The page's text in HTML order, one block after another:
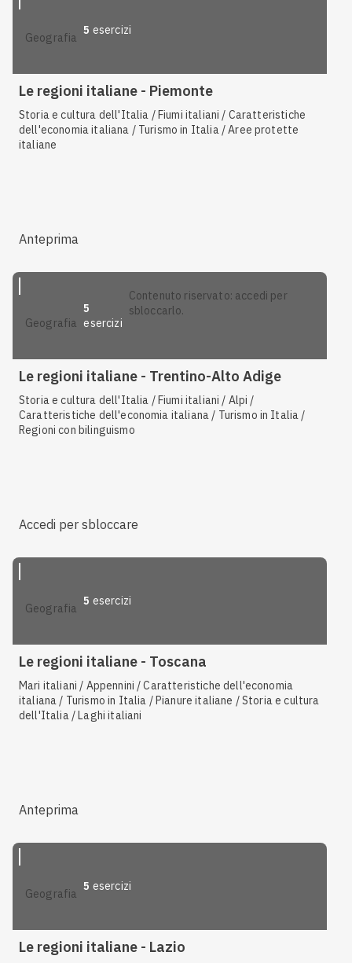
geografia
5 esercizi
Le regioni italiane - Piemonte
Storia e cultura dell'Italia / Fiumi italiani / Caratteristiche
dell'economia italiana / Turismo in Italia / Aree protette
italiane
Anteprima
geografia
5
esercizi
contenuto riservato: accedi per
sbloccarlo.
Le regioni italiane - Trentino-Alto Adige
Storia e cultura dell'Italia / Fiumi italiani / Alpi /
Caratteristiche dell'economia italiana / Turismo in Italia /
Regioni con bilinguismo
Accedi per sbloccare
geografia
5 esercizi
Le regioni italiane - Toscana
Mari italiani / Appennini / Caratteristiche dell'economia
italiana / Turismo in Italia / Pianure italiane / Storia e cultura
dell'Italia / Laghi italiani
Anteprima
geografia
5 esercizi
Le regioni italiane - Lazio